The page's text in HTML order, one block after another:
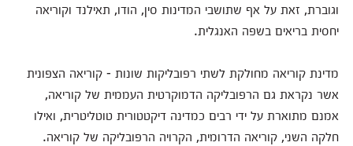
וגוברת, זאת על אף שתושבי המדינות סין, הודו, תאילנד וקוריאה
יחסית בריאים בשפה האנגלית.
מדינת קוריאה מחולקת לשתי רפובליקות שונות - קוריאה הצפונית
אשר נקראת גם הרפובליקה הדמוקרטית העממית של קוריאה,
אמנם מתוארת על ידי רבים כמדינה דיקטטורית טוטליטרית, ואילו
חלקה השני, קוריאה הדרומית, הקרויה הרפובליקה של קוריאה.